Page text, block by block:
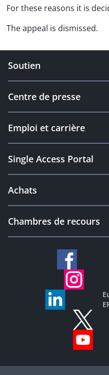
For these reasons it is
The appeal is dismissed.
Soutien
Centre de presse
Emploi et carrière
Single Access Portal
Achats
Chambres de recours